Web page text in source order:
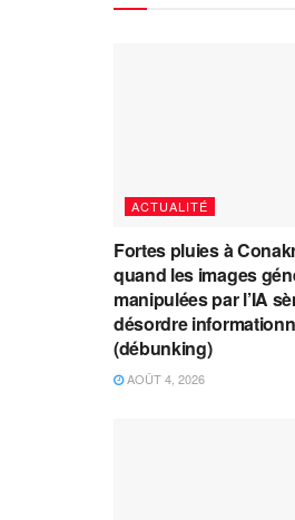
ACTUALITÉ
Fortes pluies à
quand les images
manipulées par l’IA
désordre
(débunking)
AOÛT 4, 2026